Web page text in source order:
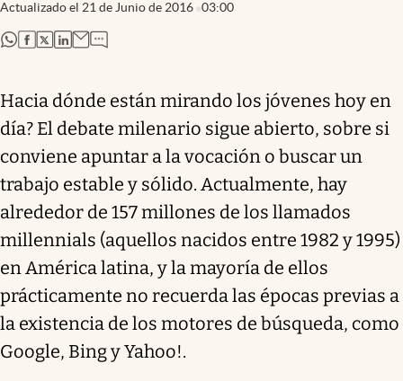
Actualizado el 21 de Junio de 2016 03:00
abre en nueva pestaña
abre en nueva pestaña
abre en nueva pestaña
abre en nueva pestaña
Hacia dónde están mirando los jóvenes hoy en
día? El debate milenario sigue abierto, sobre si
conviene apuntar a la vocación o buscar un
trabajo estable y sólido. Actualmente, hay
alrededor de 157 millones de los llamados
millennials (aquellos nacidos entre 1982 y 1995)
en América latina, y la mayoría de ellos
prácticamente no recuerda las épocas previas a
la existencia de los motores de búsqueda, como
Google, Bing y Yahoo!.